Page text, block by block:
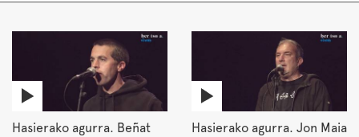
Hasierako agurra. Beñat
Hasierako agurra. Jon Maia